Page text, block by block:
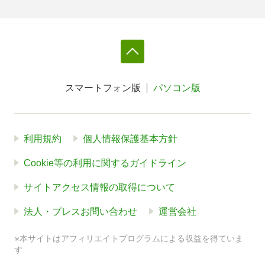
スマートフォン版 パソコン版
利用規約 個人情報保護基本方針
Cookie等の利用に関するガイドライン
サイトアクセス情報の取得について
法人・プレスお問い合わせ 運営会社
※本サイトはアフィリエイトプログラムによる収益を得ていま
す